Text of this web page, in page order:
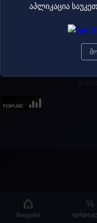
2.95₾
აპლიკაცია
მთავარი
%